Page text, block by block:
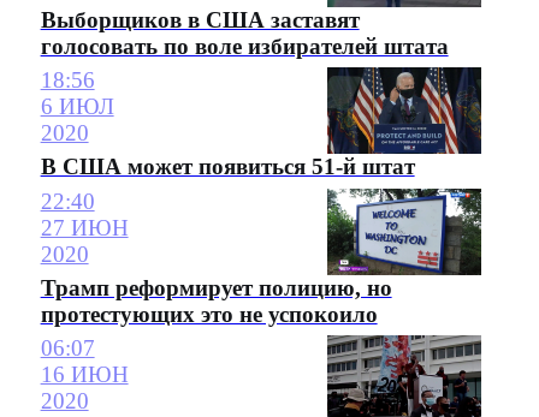
Выборщиков в США заставят
голосовать по воле избирателей штата
18:56
6 ИЮЛ
2020
В США может появиться 51-й штат
22:40
27 ИЮН
2020
Трамп реформирует полицию, но
протестующих это не успокоило
06:07
16 ИЮН
2020